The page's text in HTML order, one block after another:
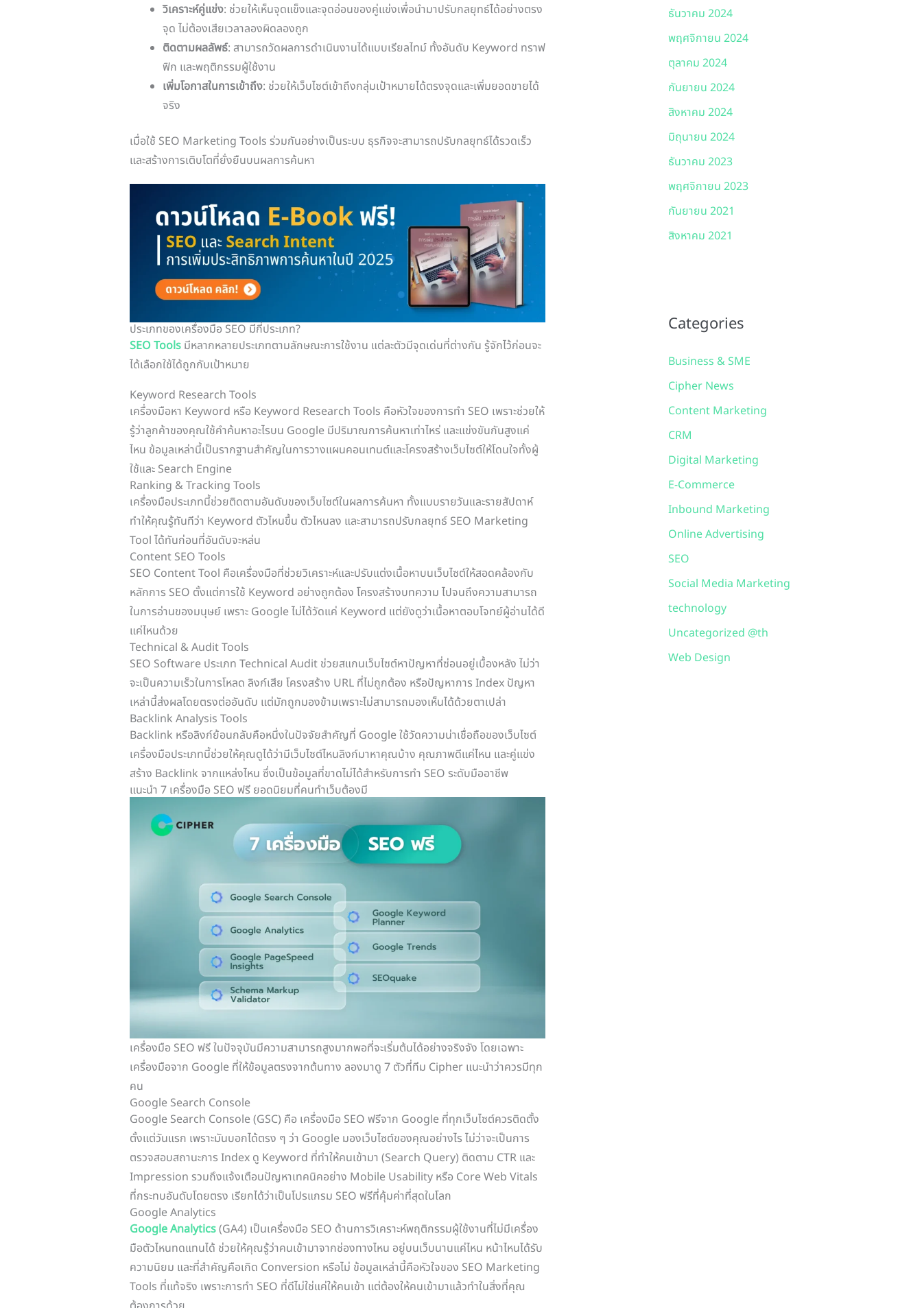
วิเคราะห์คู่แข่ง: ช่วยให้เห็นจุดแข็งและจุดอ่อนของคู่แข่งเพื่อนำมาปรับกลยุทธ์ได้อย่างตรง
จุด ไม่ต้องเสียเวลาลองผิดลองถูก
ติดตามผลลัพธ์: สามารถวัดผลการดำเนินงานได้แบบเรียลไทม์ ทั้งอันดับ Keyword ทราฟ
ฟิก และพฤติกรรมผู้ใช้งาน
เพิ่มโอกาสในการเข้าถึง: ช่วยให้เว็บไซต์เข้าถึงกลุ่มเป้าหมายได้ตรงจุดและเพิ่มยอดขายได้
จริง
เมื่อใช้ SEO Marketing Tools ร่วมกันอย่างเป็นระบบ ธุรกิจจะสามารถปรับกลยุทธ์ได้รวดเร็ว
และสร้างการเติบโตที่ยั่งยืนบนผลการค้นหา
ประเภทของเครื่องมือ SEO มีกี่ประเภท?
SEO Toolsมีหลากหลายประเภทตามลักษณะการใช้งาน แต่ละตัวมีจุดเด่นที่ต่างกัน รู้จักไว้ก่อนจะ
ได้เลือกใช้ได้ถูกกับเป้าหมาย
Keyword Research Tools
เครื่องมือหา Keyword หรือ Keyword Research Tools คือหัวใจของการทำ SEO เพราะช่วยให้
รู้ว่าลูกค้าของคุณใช้คำค้นหาอะไรบน Google มีปริมาณการค้นหาเท่าไหร่ และแข่งขันกันสูงแค่
ไหน ข้อมูลเหล่านี้เป็นรากฐานสำคัญในการวางแผนคอนเทนต์และโครงสร้างเว็บไซต์ให้โดนใจทั้งผู้
ใช้และ Search Engine
Ranking & Tracking Tools
เครื่องมือประเภทนี้ช่วยติดตามอันดับของเว็บไซต์ในผลการค้นหา ทั้งแบบรายวันและรายสัปดาห์
ทำให้คุณรู้ทันทีว่า Keyword ตัวไหนขึ้น ตัวไหนลง และสามารถปรับกลยุทธ์ SEO Marketing
Tool ได้ทันก่อนที่อันดับจะหล่น
Content SEO Tools
SEO Content Tool คือเครื่องมือที่ช่วยวิเคราะห์และปรับแต่งเนื้อหาบนเว็บไซต์ให้สอดคล้องกับ
หลักการ SEO ตั้งแต่การใช้ Keyword อย่างถูกต้อง โครงสร้างบทความ ไปจนถึงความสามารถ
ในการอ่านของมนุษย์ เพราะ Google ไม่ได้วัดแค่ Keyword แต่ยังดูว่าเนื้อหาตอบโจทย์ผู้อ่านได้ดี
แค่ไหนด้วย
Technical & Audit Tools
SEO Software ประเภท Technical Audit ช่วยสแกนเว็บไซต์หาปัญหาที่ซ่อนอยู่เบื้องหลัง ไม่ว่า
จะเป็นความเร็วในการโหลด ลิงก์เสีย โครงสร้าง URL ที่ไม่ถูกต้อง หรือปัญหาการ Index ปัญหา
เหล่านี้ส่งผลโดยตรงต่ออันดับ แต่มักถูกมองข้ามเพราะไม่สามารถมองเห็นได้ด้วยตาเปล่า
Backlink Analysis Tools
Backlink หรือลิงก์ย้อนกลับคือหนึ่งในปัจจัยสำคัญที่ Google ใช้วัดความน่าเชื่อถือของเว็บไซต์
เครื่องมือประเภทนี้ช่วยให้คุณดูได้ว่ามีเว็บไซต์ไหนลิงก์มาหาคุณบ้าง คุณภาพดีแค่ไหน และคู่แข่ง
สร้าง Backlink จากแหล่งไหน ซึ่งเป็นข้อมูลที่ขาดไม่ได้สำหรับการทำ SEO ระดับมืออาชีพ
แนะนำ 7 เครื่องมือ SEO ฟรี ยอดนิยมที่คนทำเว็บต้องมี
เครื่องมือ SEO ฟรี ในปัจจุบันมีความสามารถสูงมากพอที่จะเริ่มต้นได้อย่างจริงจัง โดยเฉพาะ
เครื่องมือจาก Google ที่ให้ข้อมูลตรงจากต้นทาง ลองมาดู 7 ตัวที่ทีม Cipher แนะนำว่าควรมีทุก
คน
Google Search Console
Google Search Console (GSC) คือ เครื่องมือ SEO ฟรีจาก Google ที่ทุกเว็บไซต์ควรติดตั้ง
ตั้งแต่วันแรก เพราะมันบอกได้ตรง ๆ ว่า Google มองเว็บไซต์ของคุณอย่างไร ไม่ว่าจะเป็นการ
ตรวจสอบสถานะการ Index ดู Keyword ที่ทำให้คนเข้ามา (Search Query) ติดตาม CTR และ
Impression รวมถึงแจ้งเตือนปัญหาเทคนิคอย่าง Mobile Usability หรือ Core Web Vitals
ที่กระทบอันดับโดยตรง เรียกได้ว่าเป็นโปรแกรม SEO ฟรีที่คุ้มค่าที่สุดในโลก
Google Analytics
Google Analytics(GA4) เป็นเครื่องมือ SEO ด้านการวิเคราะห์พฤติกรรมผู้ใช้งานที่ไม่มีเครื่อง
มือตัวไหนทดแทนได้ ช่วยให้คุณรู้ว่าคนเข้ามาจากช่องทางไหน อยู่บนเว็บนานแค่ไหน หน้าไหนได้รับ
ความนิยม และที่สำคัญคือเกิด Conversion หรือไม่ ข้อมูลเหล่านี้คือหัวใจของ SEO Marketing
Tools ที่แท้จริง เพราะการทำ SEO ที่ดีไม่ใช่แค่ให้คนเข้า แต่ต้องให้คนเข้ามาแล้วทำในสิ่งที่คุณ
ธันวาคม 2024
พฤศจิกายน 2024
ตุลาคม 2024
กันยายน 2024
สิงหาคม 2024
มิถุนายน 2024
ธันวาคม 2023
พฤศจิกายน 2023
กันยายน 2021
สิงหาคม 2021
Categories
Business & SME
Cipher News
Content Marketing
CRM
Digital Marketing
E-Commerce
Inbound Marketing
Online Advertising
SEO
Social Media Marketing
technology
Uncategorized @th
Web Design